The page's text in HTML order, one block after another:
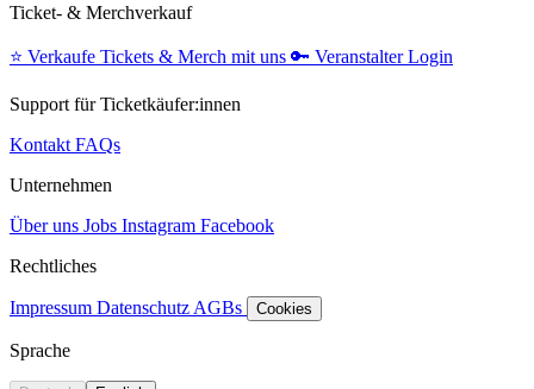
Ticket- & Merchverkauf
⭐️ Verkaufe Tickets & Merch mit uns 🔑 Veranstalter Login
Support für Ticketkäufer:innen
Kontakt FAQs
Unternehmen
Über uns Jobs Instagram Facebook
Rechtliches
Impressum Datenschutz AGBs Cookies
Sprache